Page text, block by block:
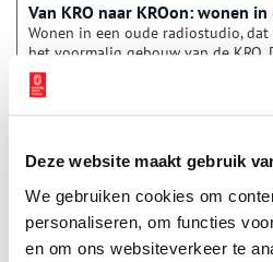
Deze website maakt gebruik
We gebruiken cookies om
personaliseren, om functies
en om ons websiteverkeer te
Van KRO naar KROon: wonen
Wonen in een oude radiostudio,
het voormalig gebouw van de KRO.
stamt uit de jaren dertig en is de
gerestaureerd, gesloopt en
85 levensloopbestendige
zijn gebleven, waardoor het nieuwe
monumentale sfeer van vroeger